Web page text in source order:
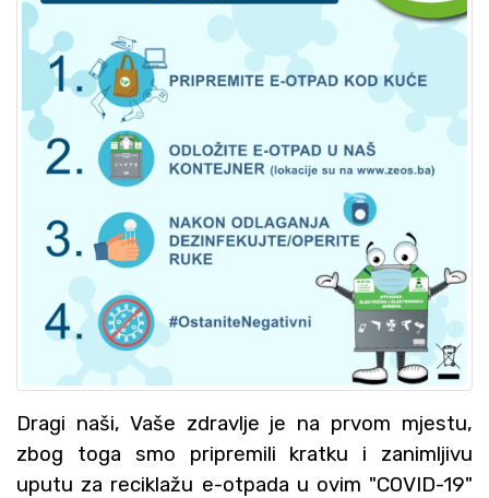
Dragi naši, Vaše zdravlje je na prvom mjestu,
zbog toga smo pripremili kratku i zanimljivu
uputu za reciklažu e-otpada u ovim "COVID-19"